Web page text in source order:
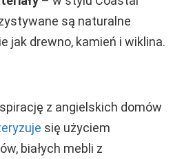
są naturalne
jak drewno, kamień i wiklina.
z angielskich domów
się użyciem
białych mebli z